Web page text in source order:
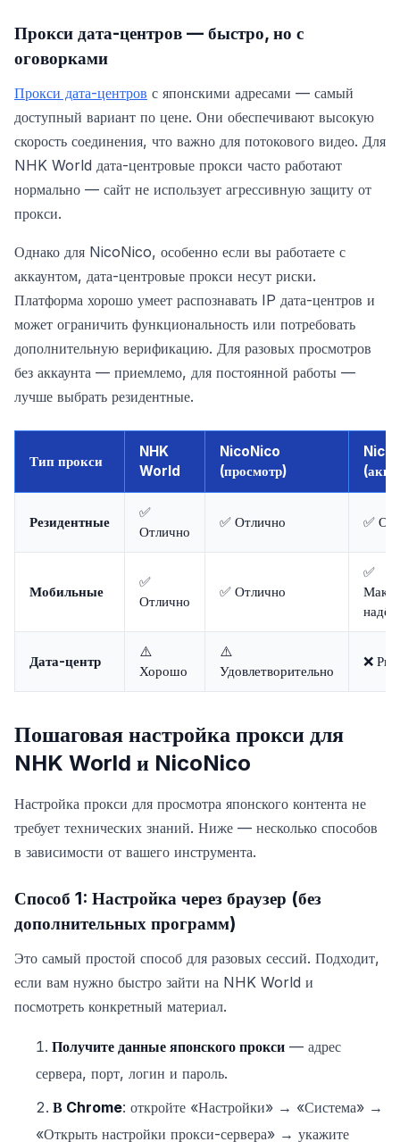
Прокси дата-центров — быстро, но с
оговорками
Прокси дата-центров с японскими адресами — самый
доступный вариант по цене. Они обеспечивают высокую
скорость соединения, что важно для потокового видео. Для
NHK World дата-центровые прокси часто работают
нормально — сайт не использует агрессивную защиту от
прокси.
Однако для NicoNico, особенно если вы работаете с
аккаунтом, дата-центровые прокси несут риски.
Платформа хорошо умеет распознавать IP дата-центров и
может ограничить функциональность или потребовать
дополнительную верификацию. Для разовых просмотров
без аккаунта — приемлемо, для постоянной работы —
лучше выбрать резидентные.
Тип прокси
NHK
World
NicoNico
(просмотр)
Резидентные
✅
Отлично
✅ Отлично ✅
Мобильные
✅
Отлично
✅ Отлично
✅
Дата-центр
⚠️
Хорошо
⚠️
Удовлетворительно
❌
Пошаговая настройка прокси для
NHK World и NicoNico
Настройка прокси для просмотра японского контента не
требует технических знаний. Ниже — несколько способов
в зависимости от вашего инструмента.
Способ 1: Настройка через браузер (без
дополнительных программ)
Это самый простой способ для разовых сессий. Подходит,
если вам нужно быстро зайти на NHK World и
посмотреть конкретный материал.
Получите данные японского прокси — адрес
сервера, порт, логин и пароль.
В Chrome: откройте «Настройки» → «Система» →
«Открыть настройки прокси-сервера» → укажите